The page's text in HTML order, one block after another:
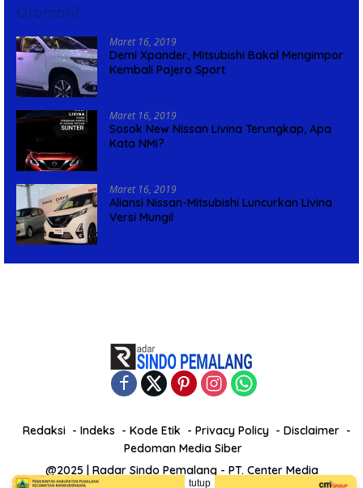
Otomotif
Maret 16, 2019
Demi Xpander, Mitsubishi Bakal Mengimpor
Kembali Pajero Sport
Maret 16, 2019
Sosok New Nissan Livina Terungkap, Apa
Kata NMI?
Maret 16, 2019
Aliansi Nissan-Mitsubishi Luncurkan Livina
Versi Mungil
Redaksi Indeks Kode Etik Privacy Policy
Disclaimer
Pedoman Media Siber
@2025 | Radar Sindo Pemalang - PT. Center Media
tutup